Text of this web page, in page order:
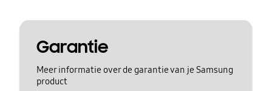
Garantie
Meer informatie over de garantie van je Samsung
product